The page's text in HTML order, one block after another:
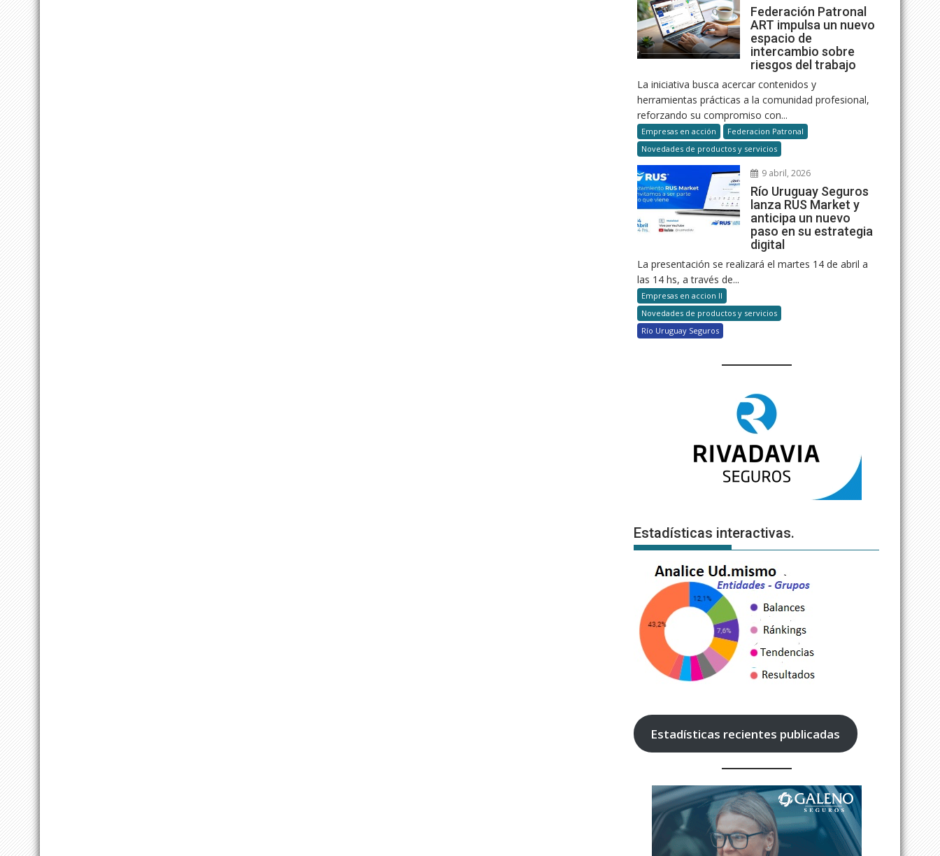
Federación Patronal
ART impulsa un nuevo
espacio de
intercambio sobre
riesgos del trabajo
La iniciativa busca acercar contenidos y
herramientas prácticas a la comunidad profesional,
reforzando su compromiso con...
Empresas en acción
Federacion Patronal
Novedades de productos y servicios
9 abril, 2026
Río Uruguay Seguros
lanza RUS Market y
anticipa un nuevo
paso en su estrategia
digital
La presentación se realizará el martes 14 de abril a
las 14 hs, a través de...
Empresas en accion II
Novedades de productos y servicios
Río Uruguay Seguros
Estadísticas interactivas.
Estadísticas recientes publicadas